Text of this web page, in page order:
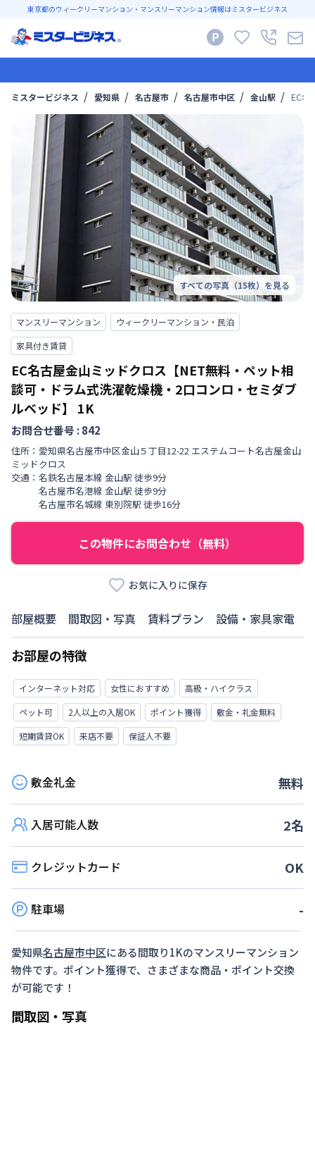
東京都のウィークリーマンション・マンスリーマンション情報はミスタービジネス
ミスタービジネス 愛知県 名古屋市 名古屋市中区 金山駅 EC名
すべての写真（15枚）を見る
マンスリーマンション
ウィークリーマンション・民泊
家具付き賃貸
EC名古屋金山ミッドクロス【NET無料・ペット相
談可・ドラム式洗濯乾燥機・2口コンロ・セミダブ
ルベッド】
1K
お問合せ番号 :842
住所： 愛知県名古屋市中区金山５丁目12-22 エステムコート名古屋金山
ミッドクロス
交通： 名鉄名古屋本線 金山駅 徒歩9分
名古屋市名港線 金山駅 徒歩9分
名古屋市名城線 東別院駅 徒歩16分
この物件にお問合わせ（無料）
お気に入りに保存
部屋概要 間取図・写真 賃料プラン 設備・家具家電
お部屋の特徴
インターネット対応 女性におすすめ
高級・ハイクラス
ペット可
2人以上の入居OK ポイント獲得
敷金・礼金無料
短期賃貸OK
来店不要 保証人不要
敷金礼金 無料
入居可能人数 2名
クレジットカード OK
駐車場 -
愛知県名古屋市中区にある間取り1Kのマンスリーマンション
物件です。ポイント獲得で、さまざまな商品・ポイント交換
が可能です！
間取図・写真